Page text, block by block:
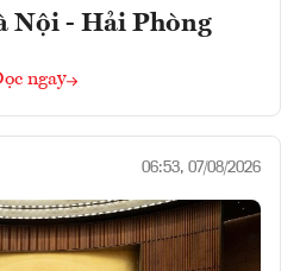
Nội - Hải Phòng
ngay
06:53, 07/08/2026